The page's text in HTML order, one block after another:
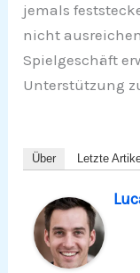
jemals
nicht
Spielgeschäft
Unterstützung
Über Letzte